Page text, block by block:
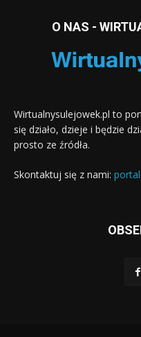
O NAS -
Wirtualnysulejowek.pl to
się działo, dzieje i będzie
prosto ze źródła.
Skontaktuj się z nami: